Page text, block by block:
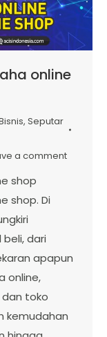
online
, Seputar
a comment
shop
shop. Di
dari
apapun
online,
toko
kemudahan